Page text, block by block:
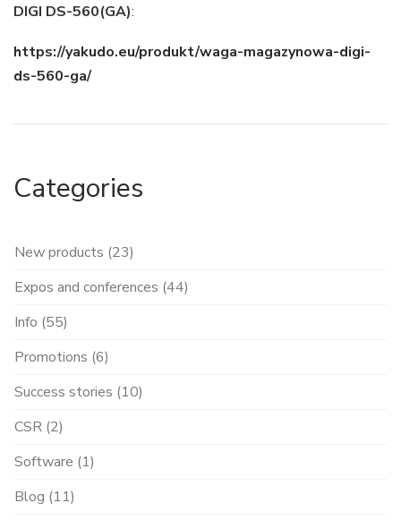
DIGI DS-560(GA):
https://yakudo.eu/produkt/waga-magazynowa-digi-
ds-560-ga/
Categories
New products (23)
Expos and conferences (44)
Info (55)
Promotions (6)
Success stories (10)
CSR (2)
Software (1)
Blog (11)